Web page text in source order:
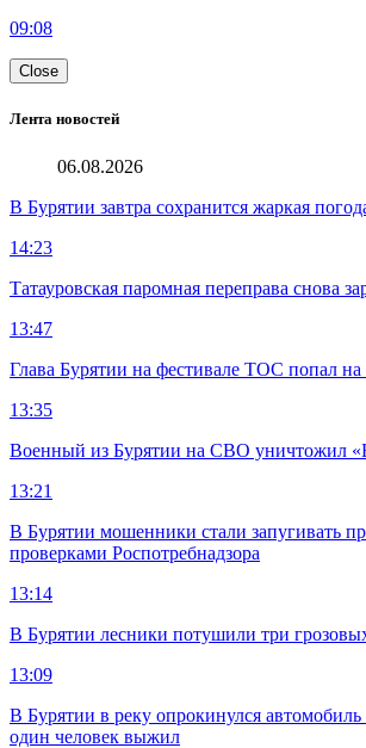
09:08
Close
Лента новостей
06.08.2026
В Бурятии завтра сохранится жаркая
14:23
Татауровская паромная переправа снова
13:47
Глава Бурятии на фестивале ТОС попал на
13:35
Военный из Бурятии на СВО уничтожил
13:21
В Бурятии мошенники стали запугивать
проверками Роспотребнадзора
13:14
В Бурятии лесники потушили три
13:09
В Бурятии в реку опрокинулся
один человек выжил